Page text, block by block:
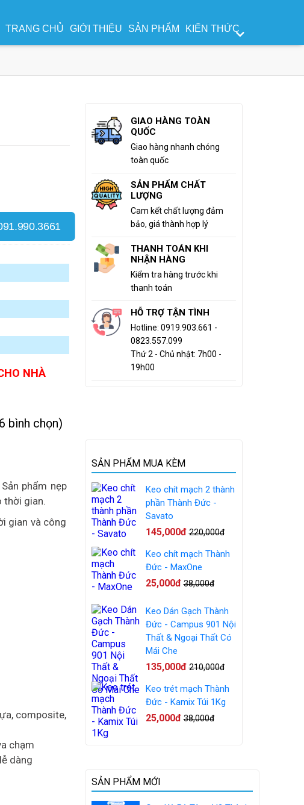
TRANG CHỦ GIỚI THIỆU SẢN PHẨM KIẾN THỨC
NHÀ
bình chọn)
GIAO HÀNG TOÀN
QUỐC
Giao hàng nhanh chóng
toàn quốc
SẢN PHẨM CHẤT
LƯỢNG
Cam kết chất lượng đảm
bảo, giá thành hợp lý
THANH TOÁN KHI
NHẬN HÀNG
Kiểm tra hàng trước khi
thanh toán
HỖ TRỢ TẬN TÌNH
Hotline: 0919.903.661 -
0823.557.099
Thứ 2 - Chủ nhật: 7h00 -
19h00
phẩm nẹp
thời gian.
gian và công
composite,
chạm
dàng
SẢN PHẨM MUA KÈM
Keo chít mạch 2 thành
phần Thành Đức -
Savato
145,000đ 220,000đ
Keo chít mạch Thành
Đức - MaxOne
25,000đ 38,000đ
Keo Dán Gạch Thành
Đức - Campus 901 Nội
Thất & Ngoại Thất Có
Mái Che
135,000đ 210,000đ
Keo trét mạch Thành
Đức - Kamix Túi 1Kg
25,000đ 38,000đ
SẢN PHẨM MỚI